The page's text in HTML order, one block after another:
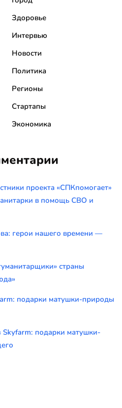
Здоровье
Интервью
Новости
Политика
Регионы
Стартапы
Экономика
проекта «СПКпомогает»
в помощь СВО и
герои нашего времени —
страны
подарки матушки-природы
Skyfarm: подарки матушки-